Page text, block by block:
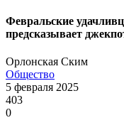
Февральские
предсказывает
Орлонская Ским
Общество
5 февраля 2025
403
0